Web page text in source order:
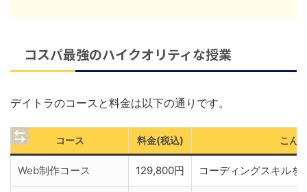
コスパ最強のハイクオリティな授業
デイトラのコースと料金は以下の通りです。
コース 料金(税込) こん
Web制作コース 129,800円 コーディングスキルを